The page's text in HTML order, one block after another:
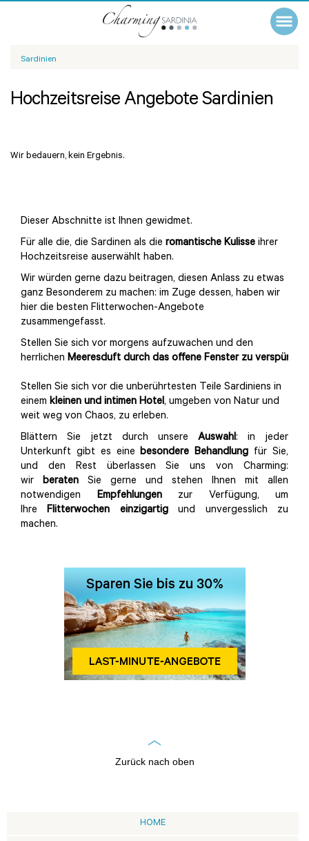
Sardinien
Hochzeitsreise Angebote Sardinien
Wir bedauern, kein Ergebnis.
Dieser Abschnitte ist Ihnen gewidmet.
Für alle die, die Sardinen als die romantische Kulisse ihrer
Hochzeitsreise auserwählt haben.
Wir würden gerne dazu beitragen, diesen Anlass zu etwas
ganz Besonderem zu machen: im Zuge dessen, haben wir
hier die besten Flitterwochen-Angebote
zusammengefasst.
Stellen Sie sich vor morgens aufzuwachen und den
herrlichen Meeresduft durch das offene Fenster zu verspüren
Stellen Sie sich vor die unberührtesten Teile Sardiniens in
einem kleinen und intimen Hotel, umgeben von Natur und
weit weg von Chaos, zu erleben.
Blättern Sie jetzt durch unsere Auswahl: in jeder
Unterkunft gibt es einebesondere Behandlung für Sie,
und den Rest überlassen Sie uns von Charming:
wir beraten Sie gerne und stehen Ihnen mit allen
notwendigen Empfehlungenzur Verfügung, um
IhreFlitterwochen einzigartigund unvergesslich zu
machen.
Zurück nach oben
HOME